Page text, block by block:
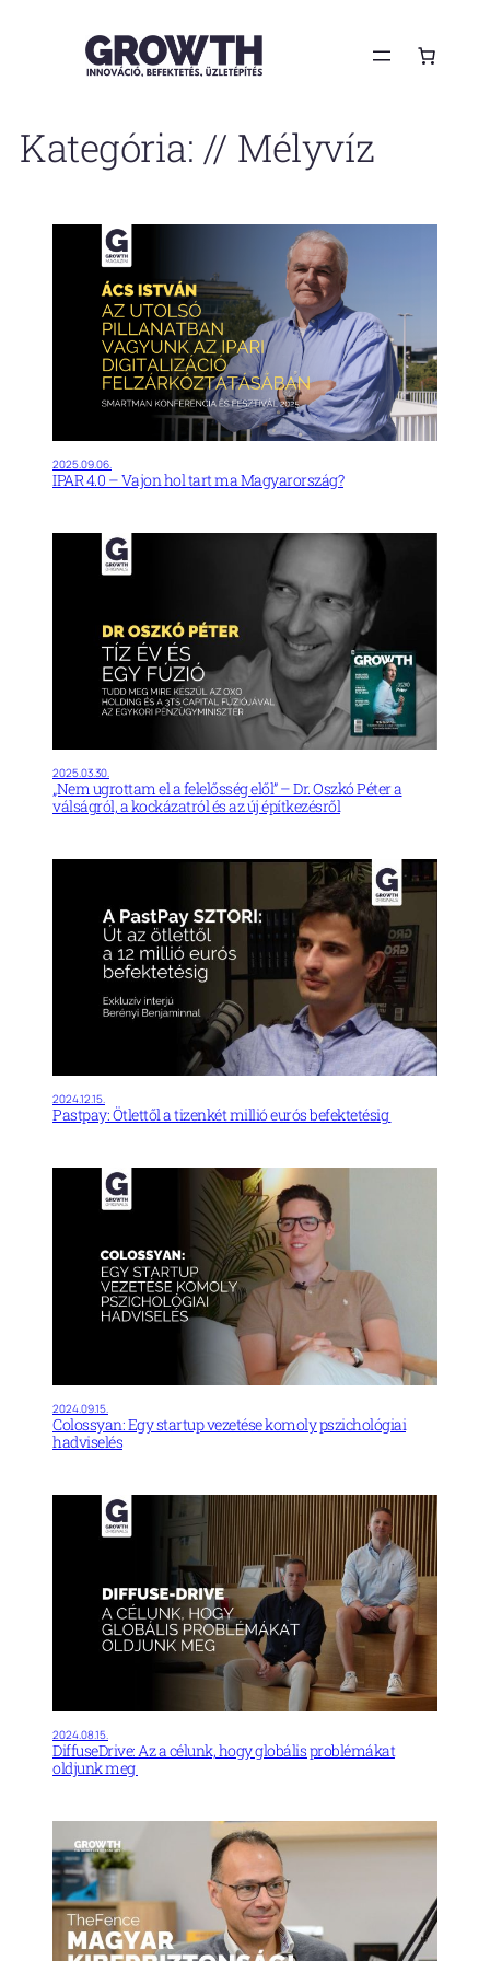
tartalomhoz
Kategória: // Mélyvíz
2025.09.06.
IPAR 4.0 – Vajon hol tart ma Magyarország?
2025.03.30.
„Nem ugrottam el a felelősség elől” – Dr. Oszkó Péter a
válságról, a kockázatról és az új építkezésről
2024.12.15.
Pastpay: Ötlettől a tizenkét millió eurós befektetésig
2024.09.15.
Colossyan: Egy startup vezetése komoly pszichológiai
hadviselés
2024.08.15.
DiffuseDrive: Az a célunk, hogy globális problémákat
oldjunk meg